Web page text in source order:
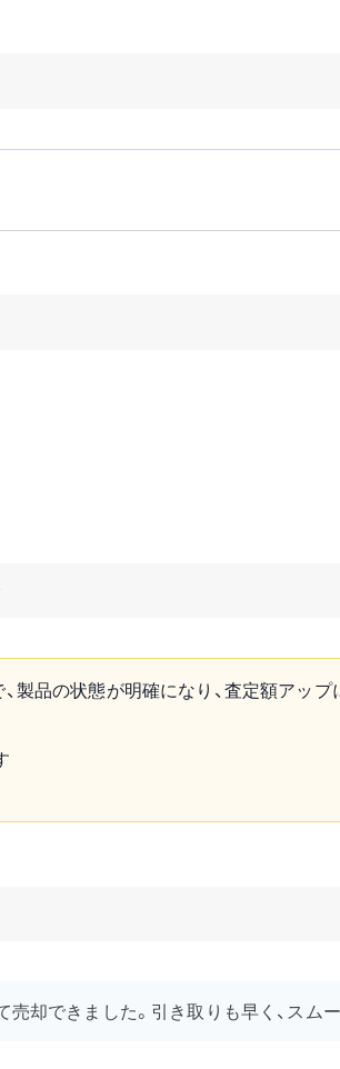
製品の状態が明確になり、査定額アッ
却できました。引き取りも早く、スム